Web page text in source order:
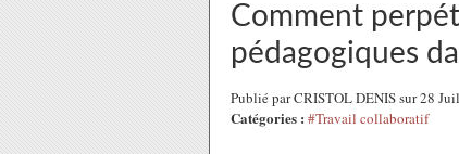
Comment
pédagogiques
Publié par CRISTOL DENIS sur 28
Catégories : #Travail collaboratif